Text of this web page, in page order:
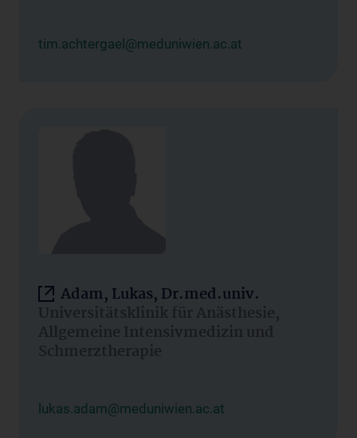
tim.achtergael@meduniwien.ac.at
Adam, Lukas, Dr.med.univ.
Universitätsklinik für Anästhesie,
Allgemeine Intensivmedizin und
Schmerztherapie
lukas.adam@meduniwien.ac.at